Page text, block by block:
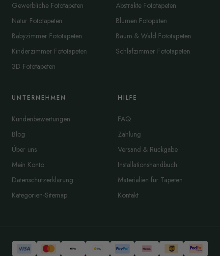
Gewerbliche Fototapeten
Natur Fototapeten
Babyzimmer Fototapeten
Kinderzimmer Fototapeten
3D Fototapeten
Abstrakte Fototapeten
Blumen Fotopaten
Baum & Wald Fototapeten
Schlafzimmer Fototapeten
UNTERNEHMEN
Kundenbewertungen
Blog
Über uns
Mein Konto
Datenschutzerklärung
Kategorien-Sitemap
HILFE
FAQ
Zahlung
Versand & Rückgabe
Installationshandbuch
Materialien für Tapeten
Kontakt